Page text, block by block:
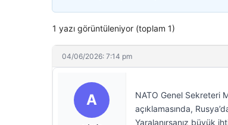
1 yazı görüntüleniyor (toplam 1)
04/06/2026: 7:14 pm
A
NATO Genel Sekreteri
açıklamasında,
Yaralanırsanız büyük